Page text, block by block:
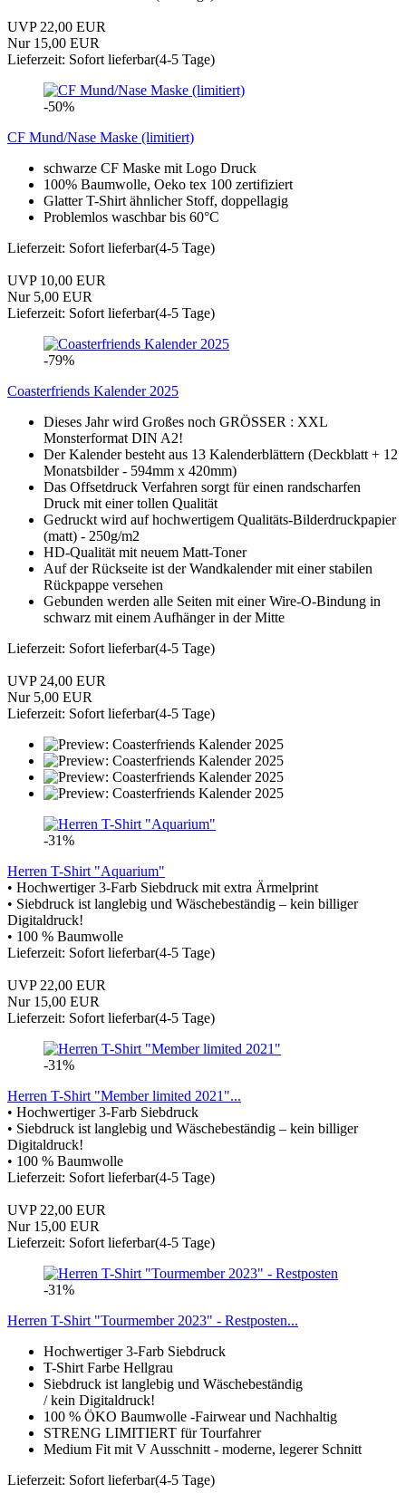
UVP 22,00 EUR
Nur 15,00 EUR
Lieferzeit: Sofort lieferbar(4-5 Tage)
-50%
CF Mund/Nase Maske (limitiert)
schwarze CF Maske mit Logo Druck
100% Baumwolle, Oeko tex 100 zertifiziert
Glatter T-Shirt ähnlicher Stoff, doppellagig
Problemlos waschbar bis 60°C
Lieferzeit: Sofort lieferbar(4-5 Tage)
UVP 10,00 EUR
Nur 5,00 EUR
Lieferzeit: Sofort lieferbar(4-5 Tage)
-79%
Coasterfriends Kalender 2025
Dieses Jahr wird Großes noch GRÖSSER : XXL
Monsterformat DIN A2!
Der Kalender besteht aus 13 Kalenderblättern (Deckblatt + 12
Monatsbilder - 594mm x 420mm)
Das Offsetdruck Verfahren sorgt für einen randscharfen
Druck mit einer tollen Qualität
Gedruckt wird auf hochwertigem Qualitäts-Bilderdruckpapier
(matt) - 250g/m2
HD-Qualität mit neuem Matt-Toner
Auf der Rückseite ist der Wandkalender mit einer stabilen
Rückpappe versehen
Gebunden werden alle Seiten mit einer Wire-O-Bindung in
schwarz mit einem Aufhänger in der Mitte
Lieferzeit: Sofort lieferbar(4-5 Tage)
UVP 24,00 EUR
Nur 5,00 EUR
Lieferzeit: Sofort lieferbar(4-5 Tage)
-31%
Herren T-Shirt "Aquarium"
• Hochwertiger 3-Farb Siebdruck mit extra Ärmelprint
• Siebdruck ist langlebig und Wäschebeständig – kein billiger
Digitaldruck!
• 100 % Baumwolle
Lieferzeit: Sofort lieferbar(4-5 Tage)
UVP 22,00 EUR
Nur 15,00 EUR
Lieferzeit: Sofort lieferbar(4-5 Tage)
-31%
Herren T-Shirt "Member limited 2021"...
• Hochwertiger 3-Farb Siebdruck
• Siebdruck ist langlebig und Wäschebeständig – kein billiger
Digitaldruck!
• 100 % Baumwolle
Lieferzeit: Sofort lieferbar(4-5 Tage)
UVP 22,00 EUR
Nur 15,00 EUR
Lieferzeit: Sofort lieferbar(4-5 Tage)
-31%
Herren T-Shirt "Tourmember 2023" - Restposten...
Hochwertiger 3-Farb Siebdruck
T-Shirt Farbe Hellgrau
Siebdruck ist langlebig und Wäschebeständig
/ kein Digitaldruck!
100 % ÖKO Baumwolle -Fairwear und Nachhaltig
STRENG LIMITIERT für Tourfahrer
Medium Fit mit V Ausschnitt - moderne, legerer Schnitt
Lieferzeit: Sofort lieferbar(4-5 Tage)